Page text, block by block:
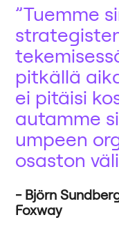
Tuemme
pitkällä
ei pitäisi
autamme
umpeen
osaston
Björn
Foxway